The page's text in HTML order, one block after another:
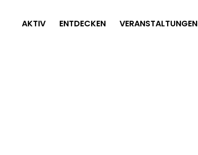
AKTIV ENTDECKEN VERANSTALTUNGEN